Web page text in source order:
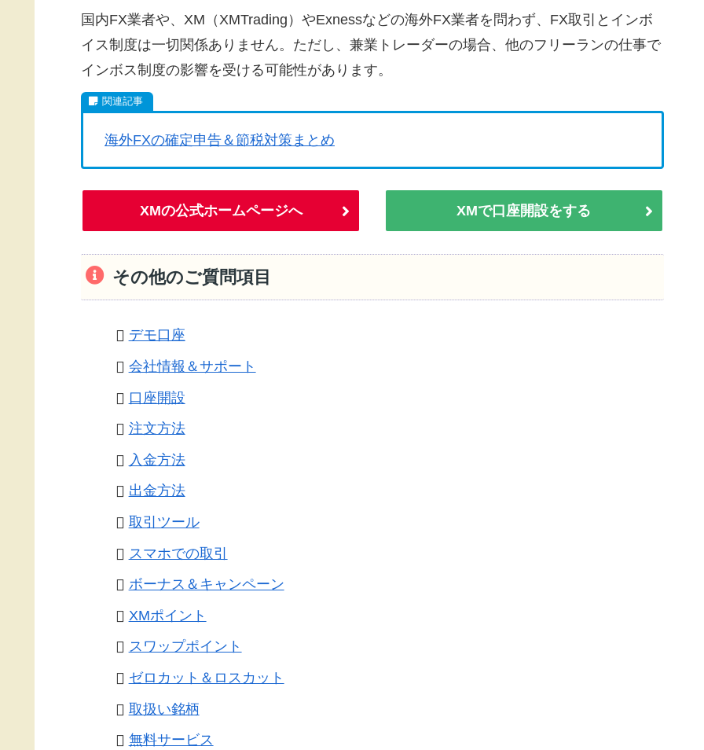
国内FX業者や、XM（XMTrading）やExnessなどの海外FX業者を問わず、FX取引とインボ
イス制度は一切関係ありません。ただし、兼業トレーダーの場合、他のフリーランの仕事で
インボス制度の影響を受ける可能性があります。
海外FXの確定申告＆節税対策まとめ
XMの公式ホームページへ XMで口座開設をする
その他のご質問項目
デモ口座
会社情報＆サポート
口座開設
注文方法
入金方法
出金方法
取引ツール
スマホでの取引
ボーナス＆キャンペーン
XMポイント
スワップポイント
ゼロカット＆ロスカット
取扱い銘柄
無料サービス